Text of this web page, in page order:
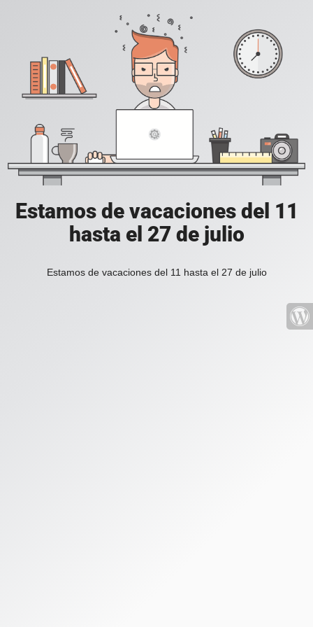
Estamos de vacaciones del 11
hasta el 27 de julio
Estamos de vacaciones del 11 hasta el 27 de julio